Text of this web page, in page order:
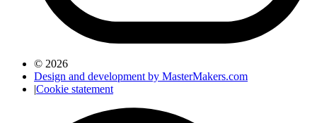
© 2026
Design and development by MasterMakers.com
|Cookie statement